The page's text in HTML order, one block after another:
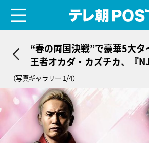
“春の両国決戦”で豪華5大タ
王者オカダ・カズチカ、『
Aを迎え撃つ
（写真ギャラリー 1/4）